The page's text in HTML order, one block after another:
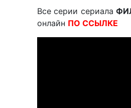
Все серии сериала
онлайн ПО ССЫЛКЕ